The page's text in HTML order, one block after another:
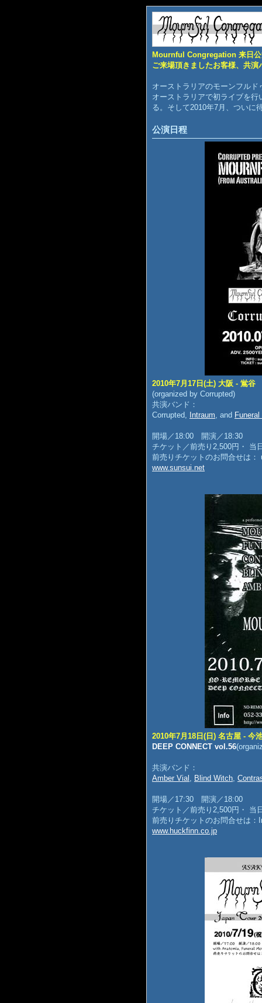
Mournful Congregation 来日公
ご来場頂きましたお客様、共
オーストラリアのモーンフル
オーストラリアで初ライブを
る。そして2010年7月、ついに
公演日程
2010年7月17日(土) 大阪 - 鴬
(organized by Corrupted)
共演バンド：
Corrupted,
Intraum, and
開場／18:00 開演／18:30
チケット／前売り2,500円・ 当
前売りチケットのお問合せは：
www.sunsui.net
2010年7月18日(日) 名古屋 -
DEEP CONNECT vol.56
共演バンド：
Amber Vial , Blind Witch,
開場／17:30 開演／18:00
チケット／前売り2,500円・ 当
前売りチケットのお問合せは
www.huckfinn.co.jp